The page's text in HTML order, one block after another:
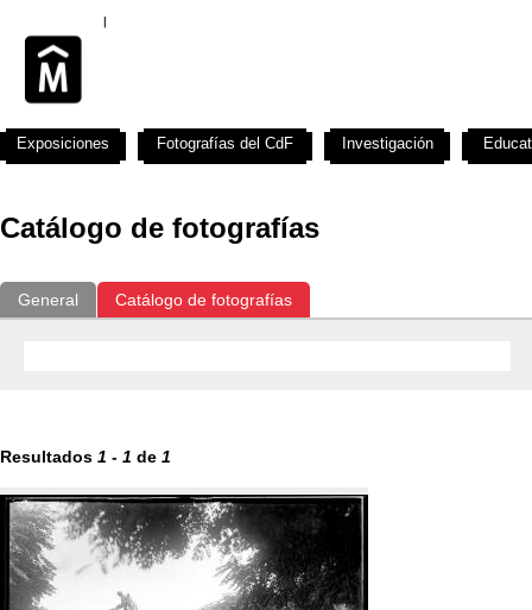
Catálogo de fotografías
General Catálogo de fotografías
Resultados 1 - 1 de 1
Exposiciones Fotografías del CdF Investigación